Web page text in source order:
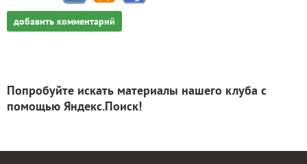
добавить комментарий
Попробуйте искать материалы нашего клуба с
помощью Яндекс.Поиск!